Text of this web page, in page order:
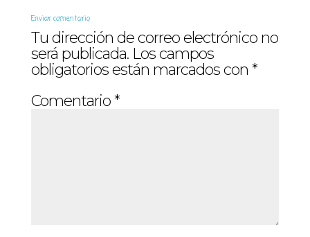
Enviar comentario
Tu dirección de correo electrónico no
será publicada. Los campos
obligatorios están marcados con *
Comentario*